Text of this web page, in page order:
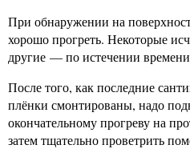
При обнаружении на
хорошо прогреть. Некоторые
другие — по истечении
После того, как последние
плёнки смонтированы, надо
окончательному прогреву на
затем тщательно проветрить